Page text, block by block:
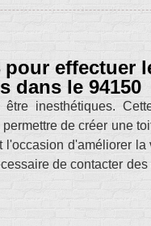
effectuer
dans le 94150
inesthétiques.
de créer une
d'améliorer
de contacter